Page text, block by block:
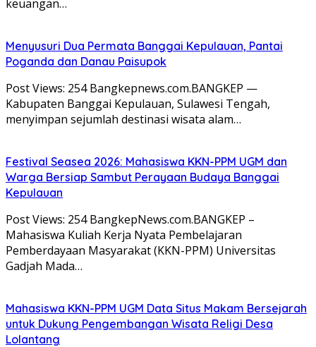
keuangan…
Menyusuri Dua Permata Banggai Kepulauan, Pantai
Poganda dan Danau Paisupok
Post Views: 254 Bangkepnews.com.BANGKEP —
Kabupaten Banggai Kepulauan, Sulawesi Tengah,
menyimpan sejumlah destinasi wisata alam…
Festival Seasea 2026: Mahasiswa KKN-PPM UGM dan
Warga Bersiap Sambut Perayaan Budaya Banggai
Kepulauan
Post Views: 254 BangkepNews.com.BANGKEP –
Mahasiswa Kuliah Kerja Nyata Pembelajaran
Pemberdayaan Masyarakat (KKN-PPM) Universitas
Gadjah Mada…
Mahasiswa KKN-PPM UGM Data Situs Makam Bersejarah
untuk Dukung Pengembangan Wisata Religi Desa
Lolantang